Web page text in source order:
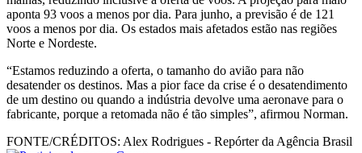
aponta 93 voos a menos por dia. Para junho, a previsão é de 121
voos a menos por dia. Os estados mais afetados estão nas regiões
Norte e Nordeste.
“Estamos reduzindo a oferta, o tamanho do avião para não
desatender os destinos. Mas a pior face da crise é o desatendimento
de um destino ou quando a indústria devolve uma aeronave para o
fabricante, porque a retomada não é tão simples”, afirmou Norman.
FONTE/CRÉDITOS: Alex Rodrigues - Repórter da Agência Brasil